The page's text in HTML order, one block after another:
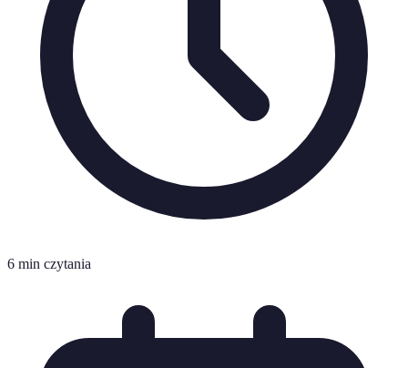
6 min czytania